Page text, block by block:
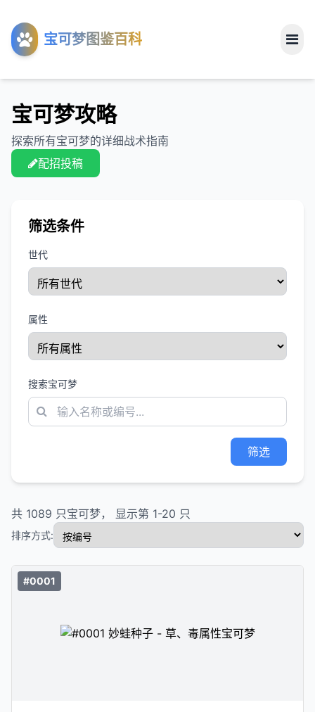
宝可梦图鉴百科
工具
关于
宝可梦攻略
探索所有宝可梦的详细战术指南
配招投稿
筛选条件
世代
属性
搜索宝可梦
筛选
共 1089 只宝可梦， 显示第 1-20 只
排序方式:
#0001